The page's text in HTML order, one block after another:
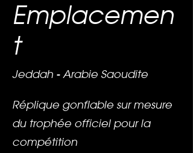
Emplacemen
t
Jeddah - Arabie Saoudite
Réplique gonflable sur mesure
du trophée officiel pour la
compétition